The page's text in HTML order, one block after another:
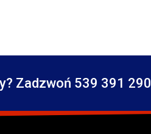
Zadzwoń 539 391 290